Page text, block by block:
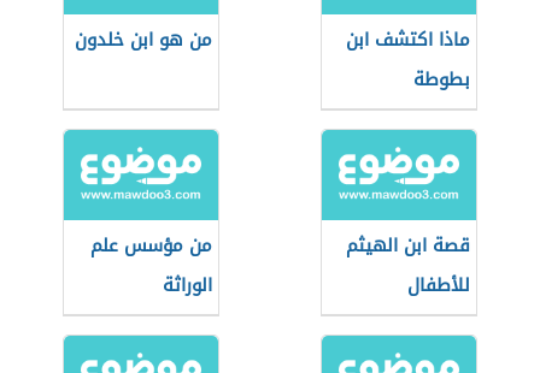
ماذا اكتشف ابن
بطوطة
من هو ابن خلدون
قصة ابن الهيثم
للأطفال
من مؤسس علم
الوراثة